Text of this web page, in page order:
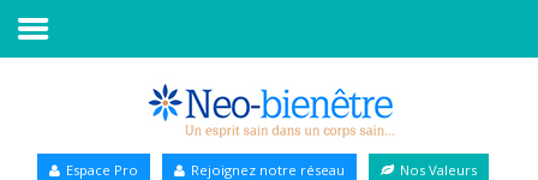
Annuaire Bien-être
Espace Pro Rejoignez notre réseau Nos Valeurs